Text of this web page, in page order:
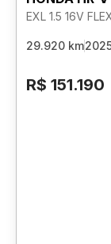
EXL 1.5 16V
29.920 km
R$ 151.190